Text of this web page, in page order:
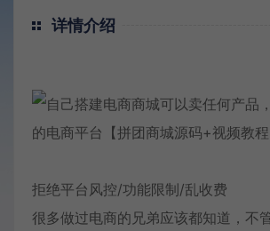
详情介绍
拒绝平台风控/功能限制/乱收费
很多做过电商的兄弟应该都知道，不